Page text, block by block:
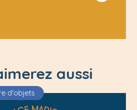
aussi
d'objets